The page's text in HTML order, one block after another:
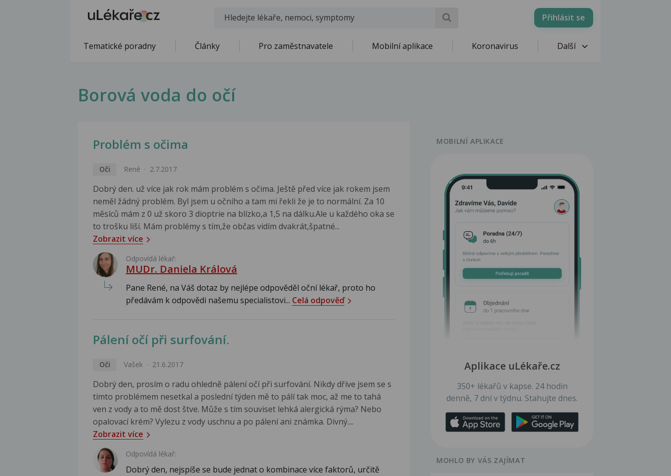
Přihlásit se
Tematické poradny Články Pro zaměstnavatele Mobilní aplikace Koronavirus Další
Borová voda do očí
Problém s očima
Oči René 2.7.2017
Dobrý den. už více jak rok mám problém s očima. Ještě před více jak rokem jsem
neměl žádný problém. Byl jsem u očního a tam mi řekli že je to normální. Za 10
měsíců mám z 0 už skoro 3 dioptrie na blízko,a 1,5 na dálku.Ale u každého oka se
to trošku liší. Mám problémy s tím,že občas vidím dvakrát,špatné...
Zobrazit více
Odpovídá lékař:
MUDr. Daniela Králová
Pane René, na Váš dotaz by nejlépe odpověděl oční lékař, proto ho
předávám k odpovědi našemu specialistovi... Celá odpověď
Pálení očí při surfování.
Oči Vašek 21.6.2017
Dobrý den, prosím o radu ohledně pálení očí při surfování. Nikdy dříve jsem se s
tímto problémem nesetkal a poslední týden mě to pálí tak moc, až me to tahá
ven z vody a to mě dost štve. Může s tím souviset lehká alergická rýma? Nebo
opalovací krém? Vylezu z vody uschnu a po pálení ani známka. Divný....
Zobrazit více
Odpovídá lékař:
Dobrý den, nejspíše se bude jednat o kombinace více faktorů, určitě
MOBILNÍ APLIKACE
Aplikace uLékaře.cz
350+ lékařů v kapse. 24 hodin
denně, 7 dní v týdnu. Stahujte dnes.
MOHLO BY VÁS ZAJÍMAT